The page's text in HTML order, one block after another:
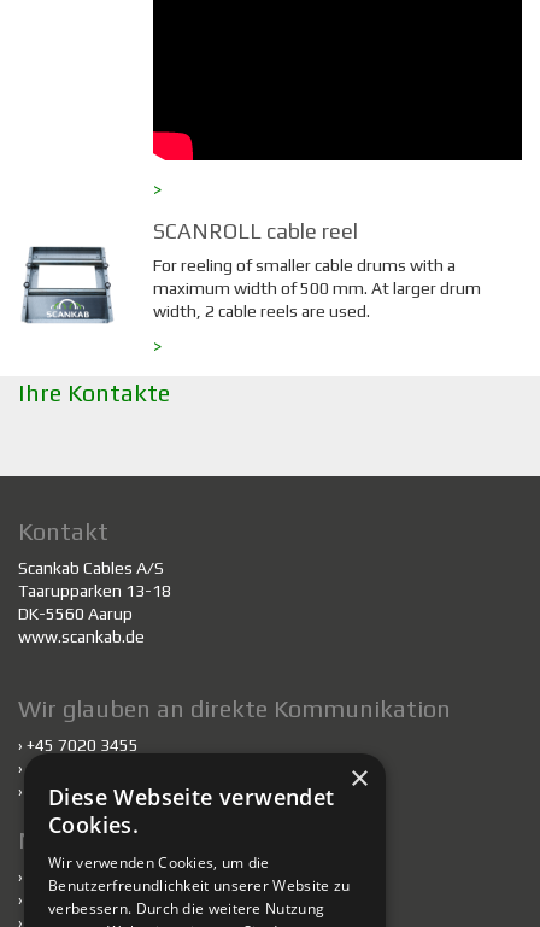
>
SCANROLL cable reel
For reeling of smaller cable drums with a
maximum width of 500 mm. At larger drum
width, 2 cable reels are used.
>
Ihre Kontakte
Kontakt
Scankab Cables A/S
Taarupparken 13-18
DK-5560 Aarup
www.scankab.de
Wir glauben an direkte Kommunikation
› +45 7020 3455
›scankab@scankab.de
›
Mitarbeiter
Nachhaltigkeit
›
Nachhaltigkeit
›
Kabel für nachhaltiges Bauen
› Verantwortlich handelnde Fabriken
×
Diese Webseite verwendet
Cookies.
Wir verwenden Cookies, um die
Benutzerfreundlichkeit unserer Website zu
verbessern. Durch die weitere Nutzung